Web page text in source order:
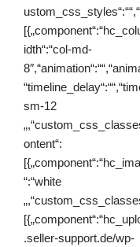
idth“:“col-md-
sm-12
ontent“:
“:“white
.seller-support.de/wp-